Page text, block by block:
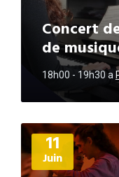
Concert
de
18h00 - 19h30 a
11
Juin
Plus
d'informations